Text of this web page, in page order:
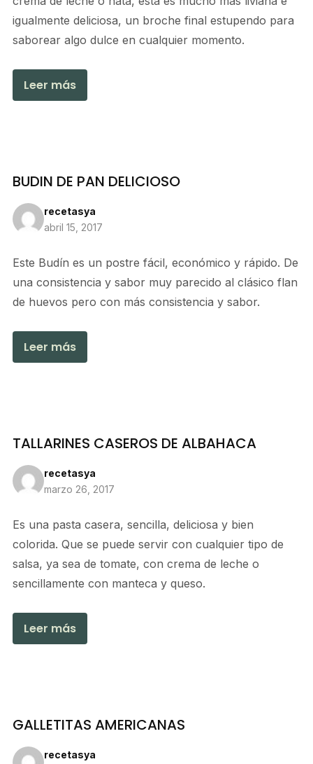
igualmente deliciosa, un broche final estupendo para
saborear algo dulce en cualquier momento.
Leer más
BUDIN DE PAN DELICIOSO
recetasya
abril 15, 2017
Este Budín es un postre fácil, económico y rápido. De
una consistencia y sabor muy parecido al clásico flan
de huevos pero con más consistencia y sabor.
Leer más
TALLARINES CASEROS DE ALBAHACA
recetasya
marzo 26, 2017
Es una pasta casera, sencilla, deliciosa y bien
colorida. Que se puede servir con cualquier tipo de
salsa, ya sea de tomate, con crema de leche o
sencillamente con manteca y queso.
Leer más
GALLETITAS AMERICANAS
recetasya